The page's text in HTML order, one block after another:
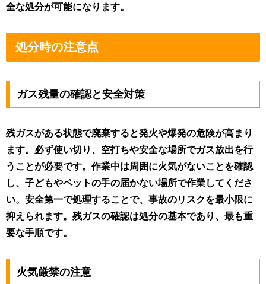
全な処分が可能になります。
処分時の注意点
ガス残量の確認と安全対策
残ガスがある状態で廃棄すると発火や爆発の危険が高まり
ます。必ず使い切り、空打ちや安全な場所でガス放出を行
うことが必要です。作業中は周囲に火気がないことを確認
し、子どもやペットの手の届かない場所で作業してくださ
い。安全第一で処理することで、事故のリスクを最小限に
抑えられます。残ガスの確認は処分の基本であり、最も重
要な手順です。
火気厳禁の注意